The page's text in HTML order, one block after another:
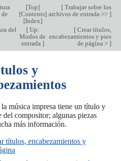
[Top]
[Contents]
[Index]
[Trabajar sobre los
archivos de entrada >> ]
del
[Up:
Modos de
entrada ]
[Crear títulos,
encabezamientos y pies
de página > ]
y
música impresa tiene un título y
del compositor; algunas piezas
más información.
títulos, encabezamientos y